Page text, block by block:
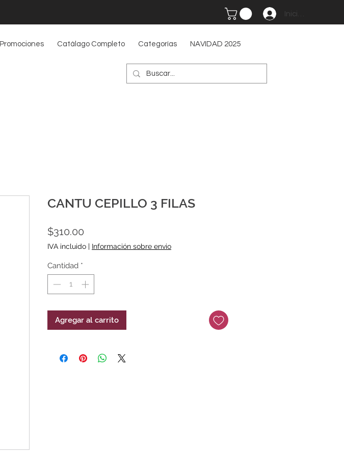
Iniciar sesión
Promociones Catálago Completo Categorías NAVIDAD 2025
CANTU CEPILLO 3 FILAS
$310.00
IVA incluido | Información sobre envio
Cantidad *
Agregar al carrito